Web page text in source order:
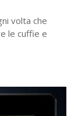
volta che
le cuffie e